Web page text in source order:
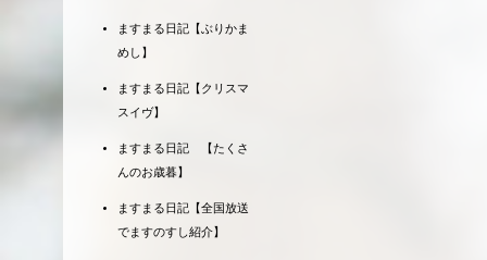
ますまる日記【ぶりかま
めし】
ますまる日記【クリスマ
スイヴ】
ますまる日記 【たくさ
んのお歳暮】
ますまる日記【全国放送
でますのすし紹介】